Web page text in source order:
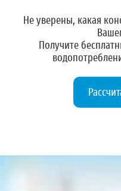
Не уверены, какая
Получите